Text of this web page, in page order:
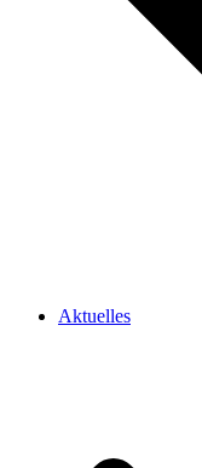
Aktuelles